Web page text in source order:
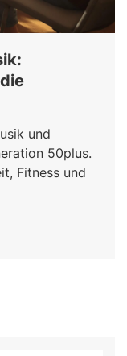
und
50plus.
Fitness und